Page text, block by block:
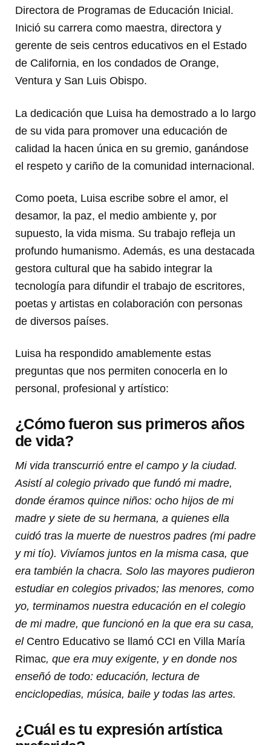
Directora de Programas de Educación Inicial.
Inició su carrera como maestra, directora y
gerente de seis centros educativos en el Estado
de California, en los condados de Orange,
Ventura y San Luis Obispo.
La dedicación que Luisa ha demostrado a lo largo
de su vida para promover una educación de
calidad la hacen única en su gremio, ganándose
el respeto y cariño de la comunidad internacional.
Como poeta, Luisa escribe sobre el amor, el
desamor, la paz, el medio ambiente y, por
supuesto, la vida misma. Su trabajo refleja un
profundo humanismo. Además, es una destacada
gestora cultural que ha sabido integrar la
tecnología para difundir el trabajo de escritores,
poetas y artistas en colaboración con personas
de diversos países.
Luisa ha respondido amablemente estas
preguntas que nos permiten conocerla en lo
personal, profesional y artístico:
¿Cómo fueron sus primeros años
de vida?
Mi vida transcurrió entre el campo y la ciudad.
Asistí al colegio privado que fundó mi madre,
donde éramos quince niños: ocho hijos de mi
madre y siete de su hermana, a quienes ella
cuidó tras la muerte de nuestros padres (mi padre
y mi tío). Vivíamos juntos en la misma casa, que
era también la chacra. Solo las mayores pudieron
estudiar en colegios privados; las menores, como
yo, terminamos nuestra educación en el colegio
de mi madre, que funcionó en la que era su casa,
el Centro Educativo se llamó CCI en Villa María
Rimac, que era muy exigente, y en donde nos
enseñó de todo: educación, lectura de
enciclopedias, música, baile y todas las artes.
¿Cuál es tu expresión artística